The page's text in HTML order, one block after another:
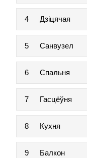
4 Дзіцячая
5 Санвузел
6 Спальня
7 Гасцёўня
8 Кухня
9 Балкон